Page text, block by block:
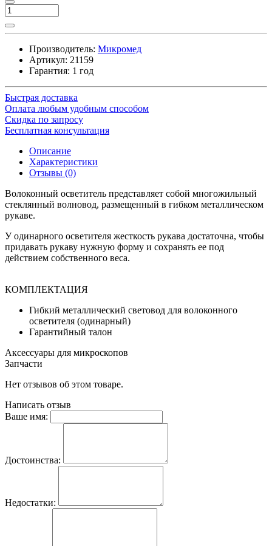
Производитель: Микромед
Артикул: 21159
Гарантия: 1 год
Быстрая доставка
Оплата любым удобным способом
Скидка по запросу
Бесплатная консультация
Описание
Характеристики
Отзывы (0)
Волоконный осветитель представляет собой многожильный
стеклянный волновод, размещенный в гибком металлическом
рукаве.
У одинарного осветителя жесткость рукава достаточна, чтобы
придавать рукаву нужную форму и сохранять ее под
действием собственного веса.
КОМПЛЕКТАЦИЯ
Гибкий металлический световод для волоконного
осветителя (одинарный)
Гарантийный талон
Аксессуары для микроскопов
Запчасти
Нет отзывов об этом товаре.
Написать отзыв
Ваше имя:
Достоинства:
Недостатки: